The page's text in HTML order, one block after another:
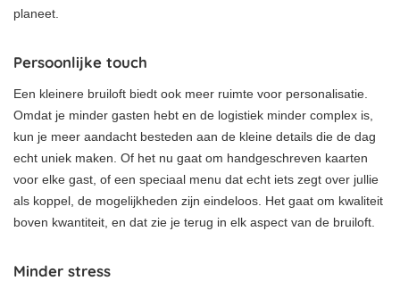
planeet.
Persoonlijke touch
Een kleinere bruiloft biedt ook meer ruimte voor personalisatie.
Omdat je minder gasten hebt en de logistiek minder complex is,
kun je meer aandacht besteden aan de kleine details die de dag
echt uniek maken. Of het nu gaat om handgeschreven kaarten
voor elke gast, of een speciaal menu dat echt iets zegt over jullie
als koppel, de mogelijkheden zijn eindeloos. Het gaat om kwaliteit
boven kwantiteit, en dat zie je terug in elk aspect van de bruiloft.
Minder stress